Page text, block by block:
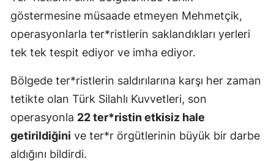
göstermesine müsaade etmeyen Mehmetçik,
operasyonlarla ter*ristlerin saklandıkları yerleri
tek tek tespit ediyor ve imha ediyor.
Bölgede ter*ristlerin saldırılarına karşı her zaman
tetikte olan Türk Silahlı Kuvvetleri, son
operasyonla 22 ter*ristin etkisiz hale
getirildiğini ve ter*r örgütlerinin büyük bir darbe
aldığını bildirdi.